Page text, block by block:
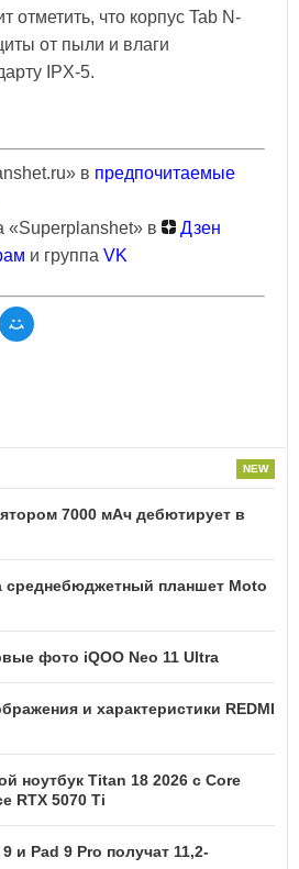
отметить, что корпус Tab N-
от пыли и влаги
IPX-5.
в предпочитаемые
«Superplanshet» в
Дзен
и группа VK
7000 мАч дебютирует в
среднебюджетный планшет Moto
фото iQOO Neo 11 Ultra
и характеристики REDMI
ноутбук Titan 18 2026 с Core
RTX 5070 Ti
и Pad 9 Pro получат 11,2-